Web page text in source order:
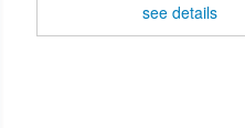
see details